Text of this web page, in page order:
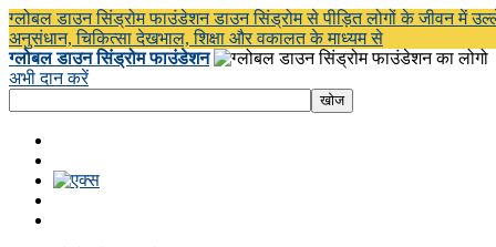
ग्लोबल डाउन सिंड्रोम फाउंडेशन डाउन सिंड्रोम से पीड़ित लोगों के जीवन में
अनुसंधान, चिकित्सा देखभाल, शिक्षा और वकालत के माध्यम से
ग्लोबल डाउन सिंड्रोम फाउंडेशन
अभी दान करें